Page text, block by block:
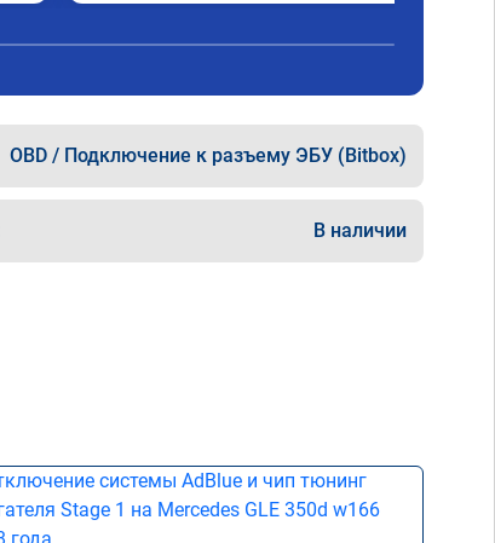
OBD / Подключение к разъему ЭБУ (Bitbox)
В наличии